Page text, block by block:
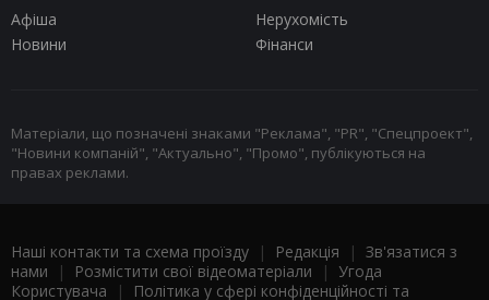
Афіша
Нерухомість
Новини
Фінанси
Матеріали, що позначені знаками "Реклама", "PR", "Спецпроект",
"Новини компаній", "Актуально", "Промо", публікуються на
правах реклами.
Наші контакти та схема проїзду | Редакція | Зв'язатися з
нами | Розмістити свої відеоматеріали | Угода
Користувача |
Політика у сфері конфіденційності та